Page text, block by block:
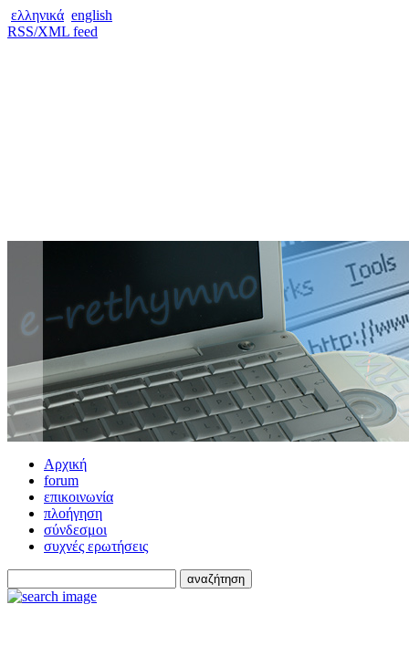
ελληνικά english
RSS/XML feed
Αρχική
forum
επικοινωνία
πλοήγηση
σύνδεσμοι
συχνές ερωτήσεις